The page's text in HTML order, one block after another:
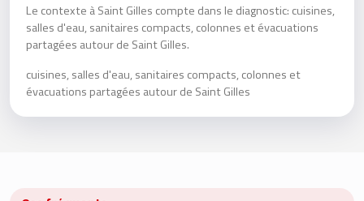
Le contexte à Saint Gilles compte dans le diagnostic: cuisines,
salles d'eau, sanitaires compacts, colonnes et évacuations
partagées autour de Saint Gilles.
cuisines, salles d'eau, sanitaires compacts, colonnes et
évacuations partagées autour de Saint Gilles